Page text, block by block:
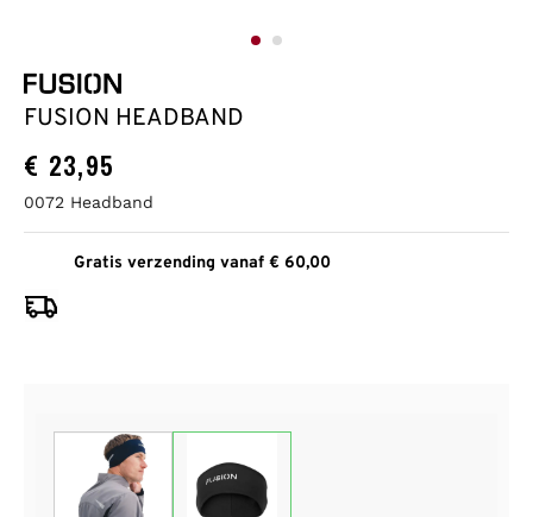
FUSION HEADBAND
€ 23,95
0072 Headband
Gratis verzending vanaf € 60,00